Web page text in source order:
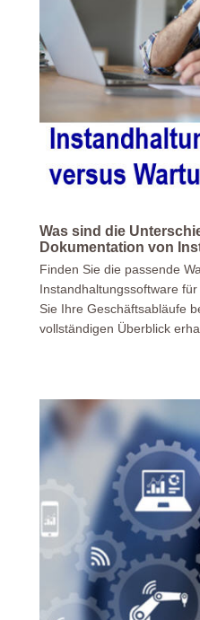
Was sind die
Dokumentation von
Finden Sie die passende
Instandhaltungssoftware
Sie Ihre Geschäftsabläufe
vollständigen Überblick